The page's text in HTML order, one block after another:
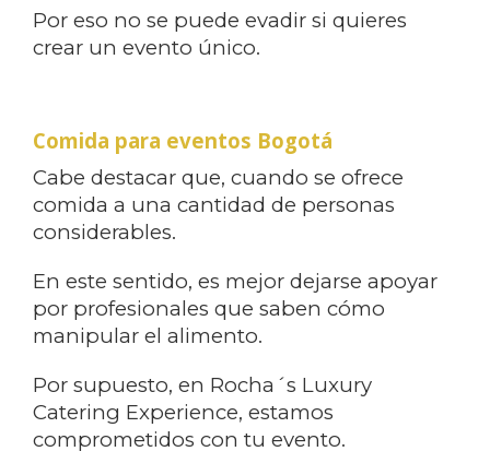
Por eso no se puede evadir si quieres
crear un evento único.
Comida para eventos Bogotá
Cabe destacar que, cuando se ofrece
comida a una cantidad de personas
considerables.
En este sentido, es mejor dejarse apoyar
por profesionales que saben cómo
manipular el alimento.
Por supuesto, en Rocha´s Luxury
Catering Experience, estamos
comprometidos con tu evento.